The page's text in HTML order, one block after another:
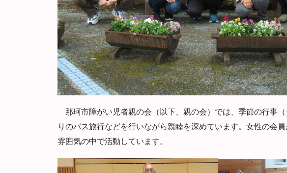
那珂市障がい児者親の会（以下、親の会）では、季節の行事
りのバス旅行などを行いながら親睦を深めています。女性の会
雰囲気の中で活動しています。